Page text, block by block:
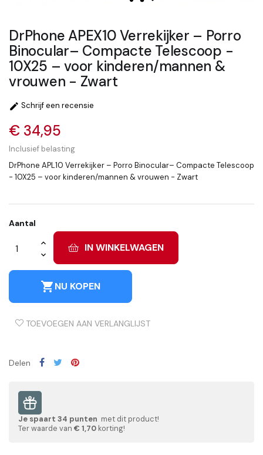
DrPhone APEX10 Verrekijker – Porro
Binocular– Compacte Telescoop -
10X25 – voor kinderen/mannen &
vrouwen - Zwart
 Schrijf een recensie
€ 34,95
Inclusief belasting
DrPhone APL10 Verrekijker – Porro Binocular– Compacte Telescoop
- 10X25 – voor kinderen/mannen & vrouwen - Zwart
Aantal
IN WINKELWAGEN
shopping_cartNU KOPEN
TOEVOEGEN AAN VERLANGLIJST
Delen
Je spaart 34 punten met dit product!
Ter waarde van € 1,70 korting!